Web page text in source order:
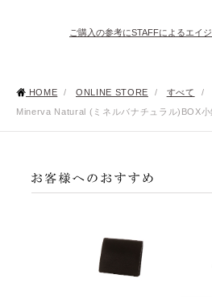
ご購入の参考にSTAFFによるエイ
HOME / ONLINE STORE / すべて
/
Minerva Natural (ミネルバナチュラル)BOX小